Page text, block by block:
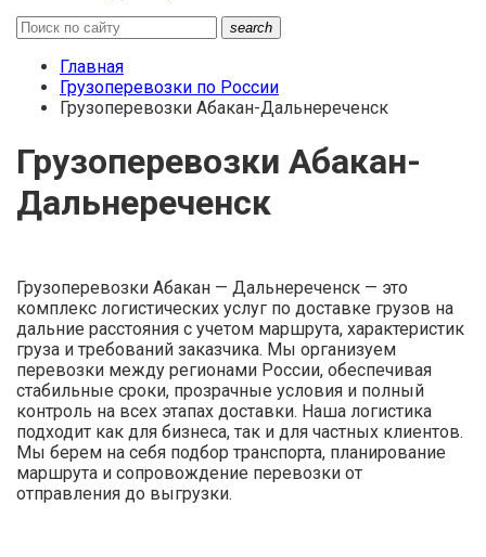
search
Главная
Грузоперевозки по России
Грузоперевозки Абакан-Дальнереченск
Грузоперевозки Абакан-
Дальнереченск
Грузоперевозки Абакан — Дальнереченск — это
комплекс логистических услуг по доставке грузов на
дальние расстояния с учетом маршрута, характеристик
груза и требований заказчика. Мы организуем
перевозки между регионами России, обеспечивая
стабильные сроки, прозрачные условия и полный
контроль на всех этапах доставки. Наша логистика
подходит как для бизнеса, так и для частных клиентов.
Мы берем на себя подбор транспорта, планирование
маршрута и сопровождение перевозки от
отправления до выгрузки.